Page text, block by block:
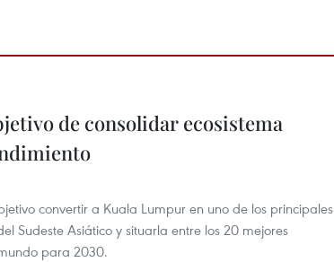
de consolidar ecosistema
convertir a Kuala Lumpur en uno de los principales
Sudeste Asiático y situarla entre los 20 mejores
para 2030.